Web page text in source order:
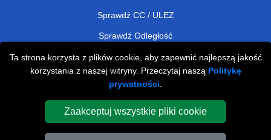
Ta strona korzysta z plików cookie, aby zapewnić najlepszą jakość
korzystania z naszej witryny. Przeczytaj naszą Politykę
prywatności
Zaakceptuj wszystkie pliki cookie
Sprawdź CC / ULEZ
Sprawdź Odległość
Man and Van Removals